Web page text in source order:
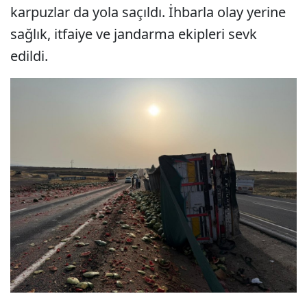
karpuzlar da yola saçıldı. İhbarla olay yerine
sağlık, itfaiye ve jandarma ekipleri sevk
edildi.